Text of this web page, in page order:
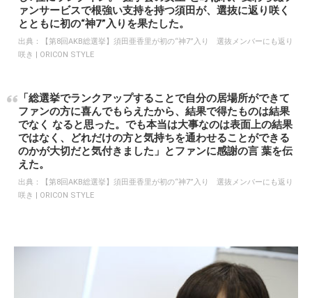
ァンサービスで根強い支持を持つ須田が、選抜に返り咲く
とともに初の“神7”入りを果たした。
出典：
【第8回AKB総選挙】須田亜香里が初の“神7”入り 選抜メンバーにも返り
咲き | ORICON STYLE
「総選挙でランクアップすることで自分の居場所ができて
ファンの方に喜んでもらえたから、結果で得たものは結果
でなく なると思った。でも本当は大事なのは表面上の結果
ではなく、どれだけの方と気持ちを通わせることができる
のかが大切だと気付きました」とファンに感謝の言 葉を伝
えた。
出典：
【第8回AKB総選挙】須田亜香里が初の“神7”入り 選抜メンバーにも返り
咲き | ORICON STYLE